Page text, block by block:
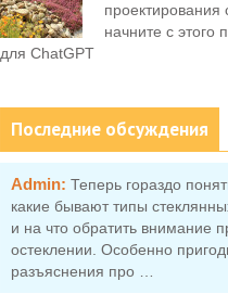
проектирования
начните с этого
для ChatGPT
Последние обсуждения
Admin: Теперь гораздо
какие бывают типы
и на что обратить внимание
остеклении. Особенно
разъяснения про …